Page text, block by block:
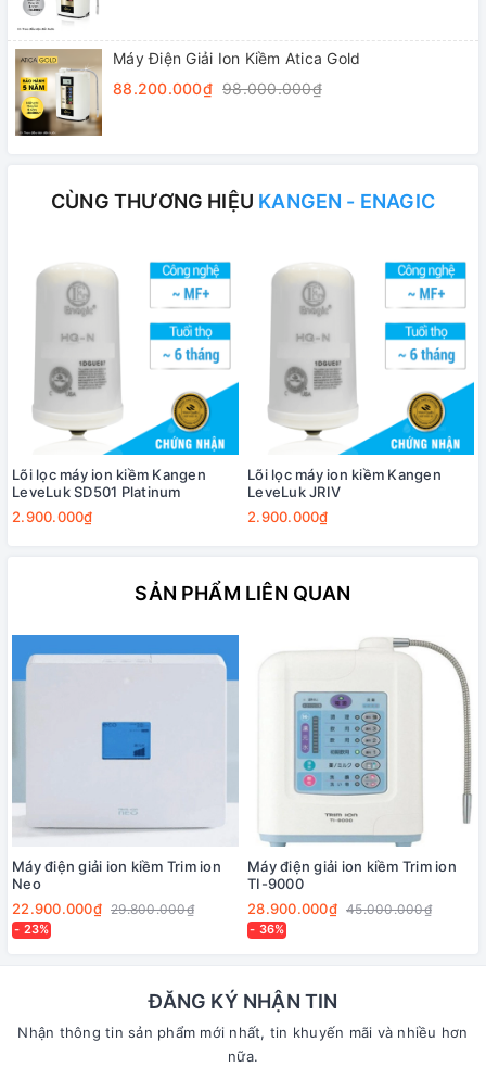
Máy Điện Giải Ion Kiềm Atica Gold
88.200.000₫ 98.000.000₫
CÙNG THƯƠNG HIỆU KANGEN - ENAGIC
Lõi lọc máy ion kiềm Kangen
LeveLuk SD501 Platinum
2.900.000₫
Lõi lọc máy ion kiềm Kangen
LeveLuk JRIV
2.900.000₫
SẢN PHẨM LIÊN QUAN
Máy điện giải ion kiềm Trim ion
Neo
22.900.000₫ 29.800.000₫
- 23%
Máy điện giải ion kiềm Trim ion
TI-9000
28.900.000₫ 45.000.000₫
- 36%
ĐĂNG KÝ NHẬN TIN
Nhận thông tin sản phẩm mới nhất, tin khuyến mãi và nhiều hơn
nữa.